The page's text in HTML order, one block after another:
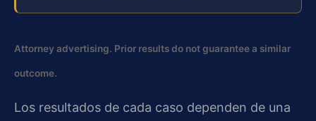
Attorney advertising. Prior results do not guarantee a similar
outcome.
Los resultados de cada caso dependen de una